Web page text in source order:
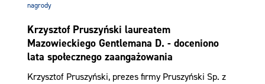
nagrody
Krzysztof Pruszyński laureatem
Mazowieckiego Gentlemana D. - doceniono
lata społecznego zaangażowania
Krzysztof Pruszyński, prezes firmy Pruszyński Sp. z